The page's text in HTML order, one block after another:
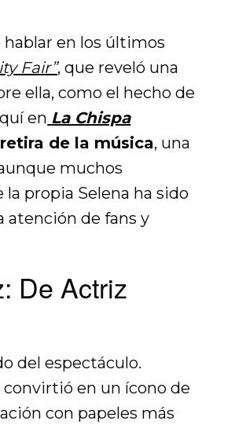
en los últimos
Fair”, que reveló una
ella, como el hecho de
en La Chispa
de la música, una
muchos
propia Selena ha sido
atención de fans y
De Actriz
del espectáculo.
en un ícono de
con papeles más